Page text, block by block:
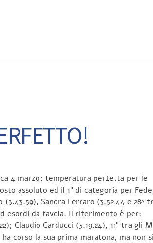
4 marzo; temperatura perfetta per le
assoluto ed il 1° di categoria per
Sandra Ferraro (3.52.44 e 28^
esordi da favola. Il riferimento è per:
Claudio Carducci (3.19.24), 11° tra gli
corso la sua prima maratona, ma non